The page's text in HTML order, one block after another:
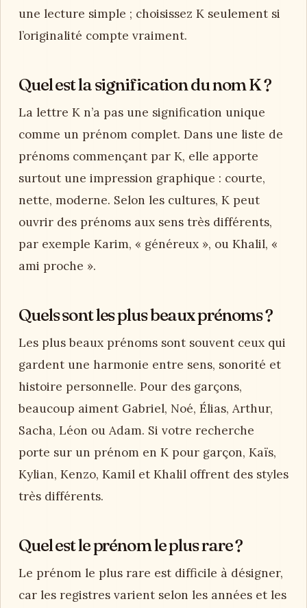
une lecture simple ; choisissez K seulement si
l’originalité compte vraiment.
Quel est la signification du nom K ?
La lettre K n’a pas une signification unique
comme un prénom complet. Dans une liste de
prénoms commençant par K, elle apporte
surtout une impression graphique : courte,
nette, moderne. Selon les cultures, K peut
ouvrir des prénoms aux sens très différents,
par exemple Karim, « généreux », ou Khalil, «
ami proche ».
Quels sont les plus beaux prénoms ?
Les plus beaux prénoms sont souvent ceux qui
gardent une harmonie entre sens, sonorité et
histoire personnelle. Pour des garçons,
beaucoup aiment Gabriel, Noé, Élias, Arthur,
Sacha, Léon ou Adam. Si votre recherche
porte sur un prénom en K pour garçon, Kaïs,
Kylian, Kenzo, Kamil et Khalil offrent des styles
très différents.
Quel est le prénom le plus rare ?
Le prénom le plus rare est difficile à désigner,
car les registres varient selon les années et les